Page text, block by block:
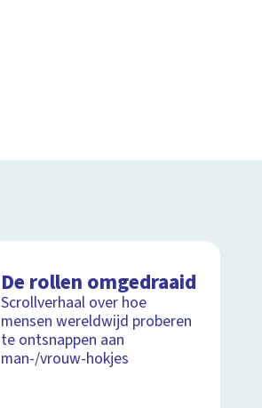
De rollen omgedraaid
Scrollverhaal over hoe
mensen wereldwijd proberen
te ontsnappen aan
man-/vrouw-hokjes